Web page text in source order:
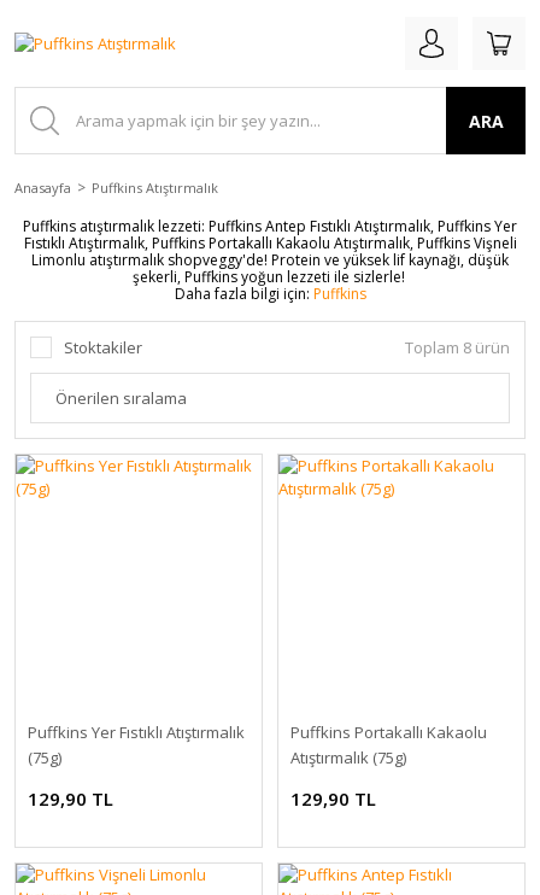
ARA
Anasayfa Puffkins Atıştırmalık
Puffkins atıştırmalık lezzeti: Puffkins Antep Fıstıklı Atıştırmalık, Puffkins Yer
Fıstıklı Atıştırmalık, Puffkins Portakallı Kakaolu Atıştırmalık, Puffkins Vişneli
Limonlu atıştırmalık shopveggy'de! Protein ve yüksek lif kaynağı, düşük
şekerli, Puffkins yoğun lezzeti ile sizlerle!
Daha fazla bilgi için: Puffkins
Stoktakiler Toplam 8 ürün
Puffkins Yer Fıstıklı Atıştırmalık
(75g)
129,90 TL
Puffkins Portakallı Kakaolu
Atıştırmalık (75g)
129,90 TL